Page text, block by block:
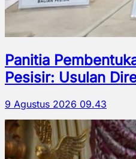
Panitia
Pesisir: Usulan
9 Agustus 2026 09.43